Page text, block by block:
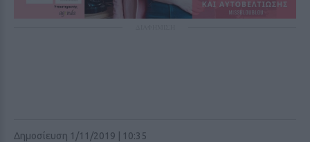
Δημοσίευση 1/11/2019 | 10:35